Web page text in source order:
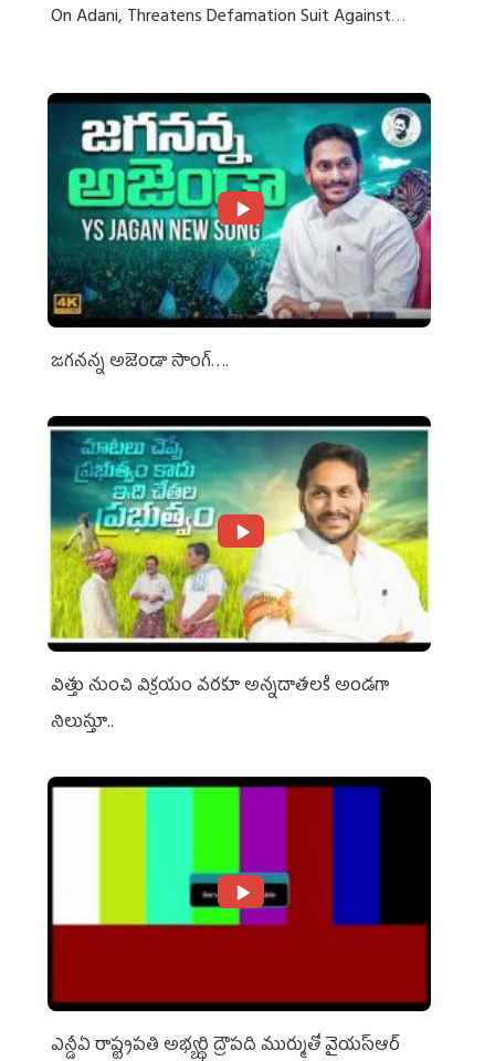
On Adani, Threatens Defamation Suit Against
జగనన్న అజెండా సాంగ్….
విత్తు నుంచి విక్రయం వరకూ అన్నదాతలకి అండగా
నిలుస్తూ..
ఎన్డీఏ రాష్ట్ర‌ప‌తి అభ్య‌ర్థి ద్రౌప‌ది ముర్ముతో వైయ‌స్ఆర్